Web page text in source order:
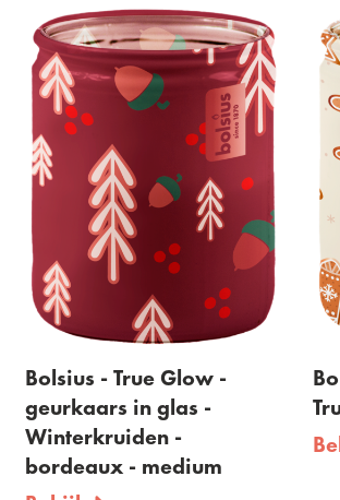
Glow -
-
-
Bolsius- Starlight
True Glow-
Bekijk